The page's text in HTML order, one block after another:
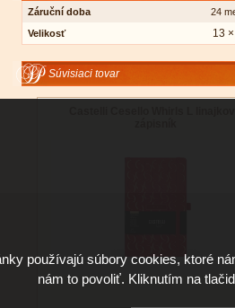
Záruční doba
24
Velikosť
13
Súvisiaci tovar
používajú súbory cookies, ktoré
nám to povoliť. Kliknutím na